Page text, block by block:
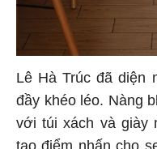
Lê Hà Trúc đã diện
đầy khéo léo. Nàng
với túi xách và giày